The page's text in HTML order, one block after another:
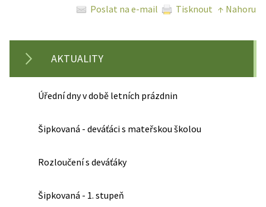
Poslat na e-mail Tisknout ↑ Nahoru
AKTUALITY
Úřední dny v době letních prázdnin
Šipkovaná - deváťáci s mateřskou školou
Rozloučení s deváťáky
Šipkovaná - 1. stupeň